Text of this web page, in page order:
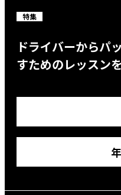
特集
ドライバーからパ
すためのレッスン